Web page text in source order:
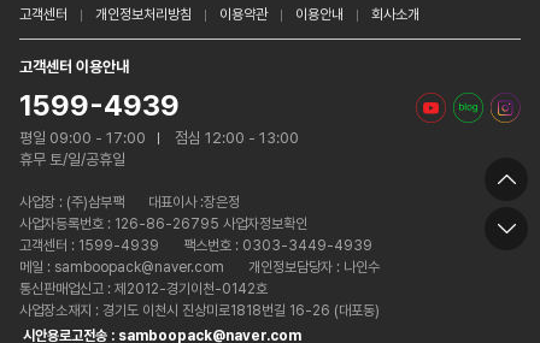
고객센터 개인정보처리방침 이용약관 이용안내 회사소개
고객센터 이용안내
1599-4939
평일 09:00 - 17:00
점심 12:00 - 13:00
휴무 토/일/공휴일
사업장 : (주)삼부팩
대표이사 :장은정
사업자등록번호 : 126-86-26795 사업자정보확인
고객센터 : 1599-4939
팩스번호 : 0303-3449-4939
메일 : samboopack@naver.com
개인정보담당자 : 나인수
통신판매업신고 : 제2012-경기이천-0142호
사업장소재지 : 경기도 이천시 진상미로1818번길 16-26 (대포동)
시안용로고전송 : samboopack@naver.com